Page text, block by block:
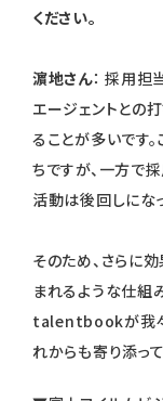
ください。
濵地さん： 採用担
エージェントとの
ることが多いです
ちですが、一方で
活動は後回しにな
そのため、さらに
まれるような仕組
talentbookが我々
れからも寄り添っ